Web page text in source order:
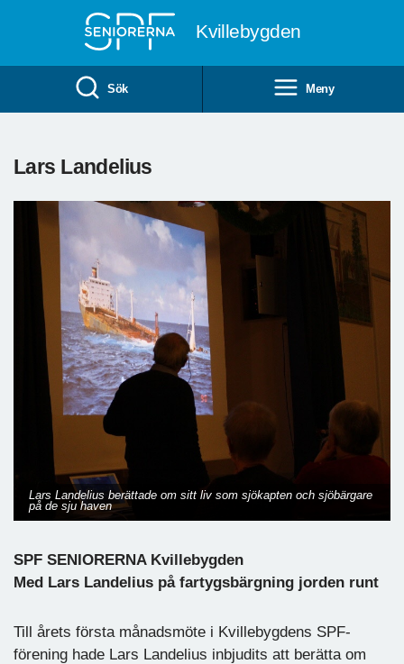
Kvillebygden
Sök Meny
Lars Landelius
Lars Landelius berättade om sitt liv som sjökapten och sjöbärgare
på de sju haven
SPF SENIORERNA Kvillebygden
Med Lars Landelius på fartygsbärgning jorden runt
Till årets första månadsmöte i Kvillebygdens SPF-
förening hade Lars Landelius inbjudits att berätta om